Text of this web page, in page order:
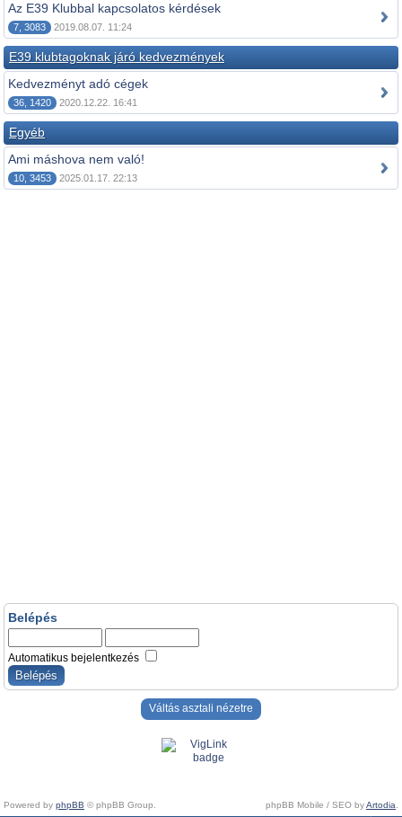
Az E39 Klubbal kapcsolatos kérdések
7, 3083 2019.08.07. 11:24
E39 klubtagoknak járó kedvezmények
Kedvezményt adó cégek
36, 1420 2020.12.22. 16:41
Egyéb
Ami máshova nem való!
10, 3453 2025.01.17. 22:13
Belépés
Automatikus bejelentkezés
Váltás asztali nézetre
Powered by phpBB © phpBB Group. phpBB Mobile / SEO byArtodia.